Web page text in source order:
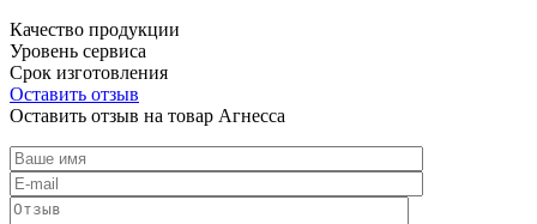
Качество продукции
Уровень сервиса
Срок изготовления
Оставить отзыв
Оставить отзыв на товар Агнесса